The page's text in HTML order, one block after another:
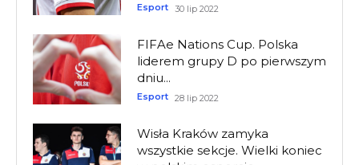
Esport 30 lip 2022
FIFAe Nations Cup. Polska
liderem grupy D po pierwszym
dniu...
Esport 28 lip 2022
Wisła Kraków zamyka
wszystkie sekcje. Wielki koniec